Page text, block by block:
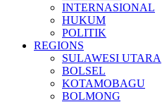
INTERNASIONAL
HUKUM
POLITIK
REGIONS
SULAWESI UTARA
BOLSEL
KOTAMOBAGU
BOLMONG